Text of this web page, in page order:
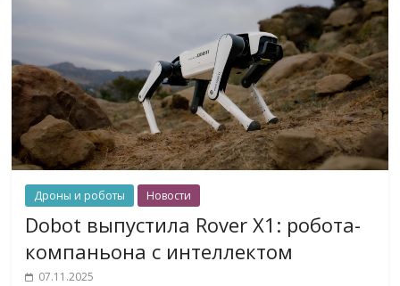
Дроны и роботы Новости
Dobot выпустила Rover X1: робота-
компаньона с интеллектом
07.11.2025